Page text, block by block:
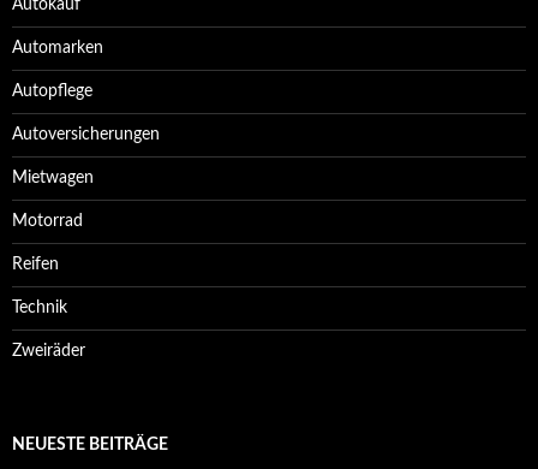
Autokauf
Automarken
Autopflege
Autoversicherungen
Mietwagen
Motorrad
Reifen
Technik
Zweiräder
NEUESTE BEITRÄGE